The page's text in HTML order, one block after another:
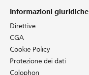
Informazioni giuridiche
Direttive
CGA
Cookie Policy
Protezione dei dati
Colophon